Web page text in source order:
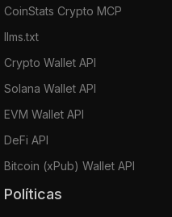
CoinStats Crypto MCP
llms.txt
Crypto Wallet API
Solana Wallet API
EVM Wallet API
DeFi API
Bitcoin (xPub) Wallet API
Políticas